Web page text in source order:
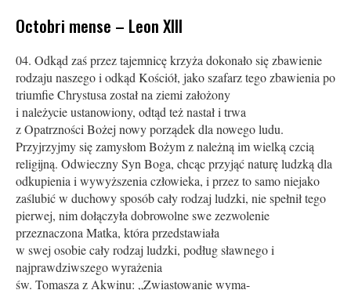
Octobri mense – Leon XIII
Odkąd zaś przez tajemnicę krzyża dokonało się zbawienie
rodzaju naszego i odkąd Kościół, jako szafarz tego zbawienia po
triumfie Chrystusa został na ziemi założony
i należycie ustanowiony, odtąd też nastał i trwa
z Opatrzności Bożej nowy porządek dla nowego ludu.
Przyjrzyjmy się zamysłom Bożym z należną im wielką czcią
religijną. Odwieczny Syn Boga, chcąc przyjąć naturę ludzką dla
odkupienia i wywyższenia człowieka, i przez to samo niejako
zaślubić w duchowy sposób cały rodzaj ludzki, nie spełnił tego
pierwej, nim dołączyła dobrowolne swe zezwolenie
przeznaczona Matka, która przedstawiała
w swej osobie cały rodzaj ludzki, podług sławnego i
najprawdziwszego wyrażenia
św. Tomasza z Akwinu: „Zwiastowanie wyma-